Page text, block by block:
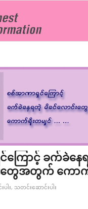
ကြောင့် ခက်ခဲန
တွေအတွက် ကောက်
ပါး, သတင်းဆောင်းပါး